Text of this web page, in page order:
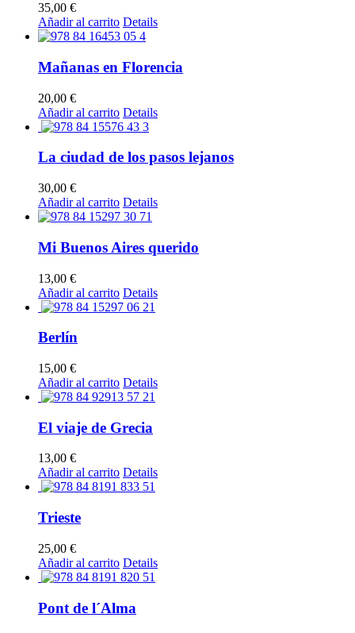
35,00 €
Añadir al carrito Details
Mañanas en Florencia
20,00 €
Añadir al carrito Details
La ciudad de los pasos lejanos
30,00 €
Añadir al carrito Details
Mi Buenos Aires querido
13,00 €
Añadir al carrito Details
Berlín
15,00 €
Añadir al carrito Details
El viaje de Grecia
13,00 €
Añadir al carrito Details
Trieste
25,00 €
Añadir al carrito Details
Pont de l´Alma